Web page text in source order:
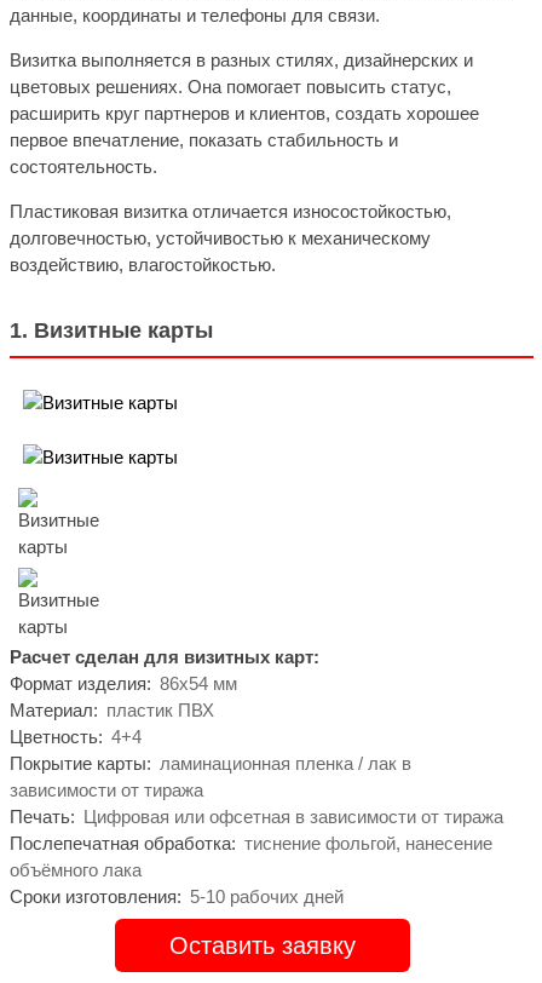
данные, координаты и телефоны для связи.
Визитка выполняется в разных стилях, дизайнерских и
цветовых решениях. Она помогает повысить статус,
расширить круг партнеров и клиентов, создать хорошее
первое впечатление, показать стабильность и
состоятельность.
Пластиковая визитка отличается износостойкостью,
долговечностью, устойчивостью к механическому
воздействию, влагостойкостью.
1. Визитные карты
Расчет сделан для визитных карт:
Формат изделия: 86х54 мм
Материал: пластик ПВХ
Цветность: 4+4
Покрытие карты: ламинационная пленка / лак в
зависимости от тиража
Печать: Цифровая или офсетная в зависимости от тиража
Послепечатная обработка: тиснение фольгой, нанесение
объёмного лака
Сроки изготовления: 5-10 рабочих дней
Оставить заявку